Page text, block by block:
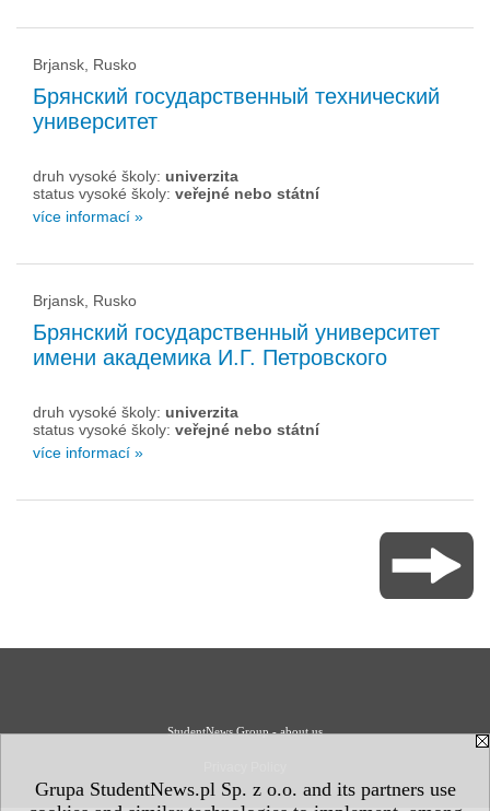
Grupa StudentNews.pl Sp. z o.o. and its partners use
Brjansk, Rusko
Брянский государственный технический
университет
druh vysoké školy: univerzita
status vysoké školy: veřejné nebo státní
více informací »
Brjansk, Rusko
Брянский государственный университет
имени академика И.Г. Петровского
druh vysoké školy: univerzita
status vysoké školy: veřejné nebo státní
více informací »
StudentNews Group - about us